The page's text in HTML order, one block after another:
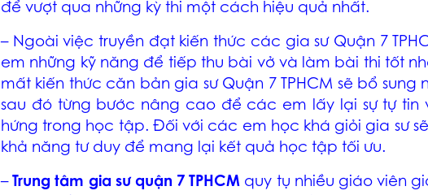
để vượt qua những kỳ thi một cách hiệu quả nhất.
– Ngoài việc truyền đạt kiến thức các gia sư Quận 7
em những kỹ năng để tiếp thu bài vở và làm bài thi tốt
mất kiến thức căn bản gia sư Quận 7 TPHCM sẽ bổ sung
sau đó từng bước nâng cao để các em lấy lại sự tự tin
hứng trong học tập. Đối với các em học khá giỏi gia sư
khả năng tư duy để mang lại kết quả học tập tối ưu.
– Trung tâm gia sư quận 7 TPHCM quy tụ nhiều giáo viên